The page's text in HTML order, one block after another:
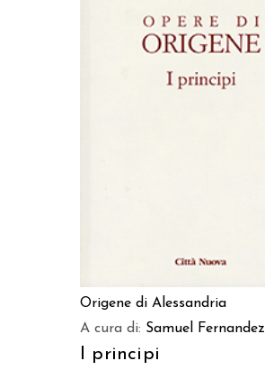
Origene di Alessandria
A cura di: Samuel Fernandez
I principi